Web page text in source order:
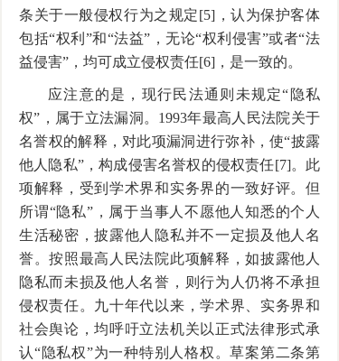
条关于一般侵权行为之规定[5]，认为保护客体
包括“权利”和“法益”，无论“权利侵害”或者“法
益侵害”，均可成立侵权责任[6]，是一致的。
应注意的是，现行民法通则未规定“隐私
权”，属于立法漏洞。1993年最高人民法院关于
名誉权的解释，对此项漏洞进行弥补，使“披露
他人隐私”，构成侵害名誉权的侵权责任[7]。此
项解释，受到学术界和实务界的一致好评。但
所谓“隐私”，属于当事人不愿他人知悉的个人
生活秘密，披露他人隐私并不一定损及他人名
誉。按照最高人民法院此项解释，如披露他人
隐私而未损及他人名誉，则行为人仍将不承担
侵权责任。九十年代以来，学术界、实务界和
社会舆论，均呼吁立法机关以正式法律形式承
认“隐私权”为一种特别人格权。草案第二条第